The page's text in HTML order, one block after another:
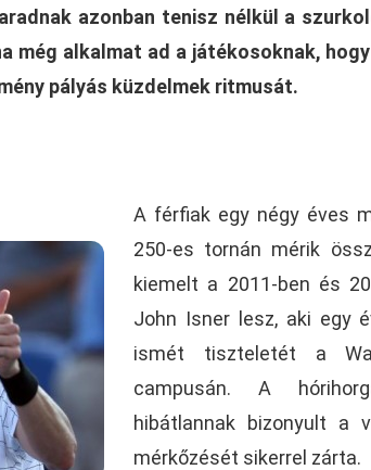
azonban tenisz nélkül a
még alkalmat ad a játékosoknak,
pályás küzdelmek ritmusát.
A férfiak egy négy éves
250-es tornán mérik
kiemelt a 2011-ben és
John Isner lesz, aki egy
ismét tiszteletét a
campusán. A
hibátlannak bizonyult a
mérkőzését sikerrel zárta.